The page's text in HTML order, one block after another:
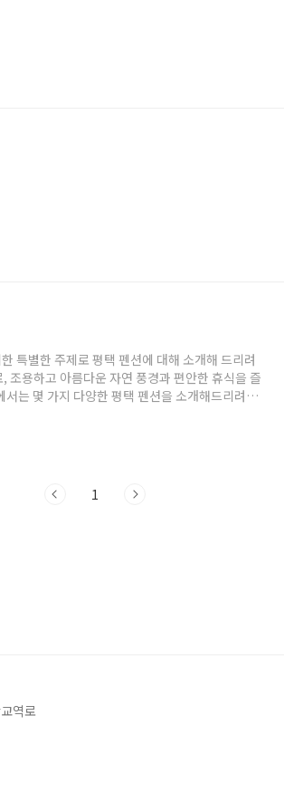
특별한 주제로 평택 펜션에 대해 소개해 드리려
조용하고 아름다운 자연 풍경과 편안한 휴식을 즐
는 몇 가지 다양한 평택 펜션을 소개해드리려고
290-8 한옥이랑 구들이펜션 평택에 위치한 한
1
역로